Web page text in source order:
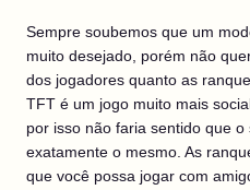
Sempre soubemos que um
muito desejado, porém não
dos jogadores quanto as
TFT é um jogo muito mais
por isso não faria sentido que
exatamente o mesmo. As
que você possa jogar com